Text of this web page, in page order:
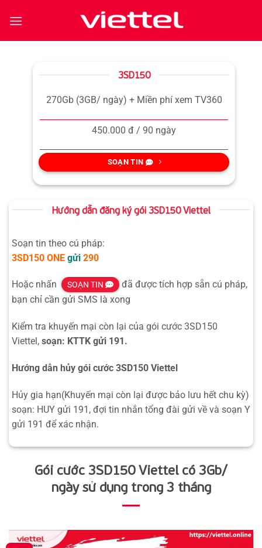
qua
3SD150
270Gb (3GB/ ngày) + Miền phí xem TV360
450.000 đ / 90 ngày
SOẠN TIN
Hướng dẫn đăng ký gói 3SD150 Viettel
Soạn tin theo cú pháp:
3SD150 ONE gửi 290
Hoặc nhấn SOẠN TIN
đã được tích hợp sẵn cú pháp,
bạn chỉ cần gửi SMS là xong
Kiểm tra khuyến mại còn lại của gói cước 3SD150
Viettel, soạn: KTTK gửi 191.
Hướng dẫn hủy gói cước 3SD150 Viettel
Hủy gia hạn(Khuyến mại còn lại được bảo lưu hết chu kỳ)
soạn: HUY gửi 191, đợi tin nhắn tổng đài gửi về và soạn Y
gửi 191 để xác nhận.
Gói cước 3SD150 Viettel có 3Gb/
ngày sử dụng trong 3 tháng